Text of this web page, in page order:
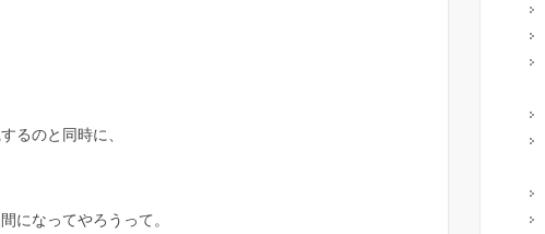
るのと同時に、
になってやろうって。